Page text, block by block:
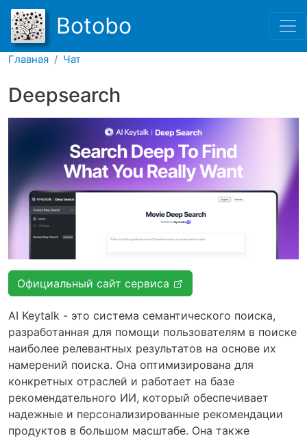
Перейти к основному
Botobo
Главная Чат
Deepsearch
Официальный сайт сервиса
AI Keytalk - это система семантического поиска,
разработанная для помощи пользователям в поиске
наиболее релевантных результатов на основе их
намерений поиска. Она оптимизирована для
конкретных отраслей и работает на базе
рекомендательного ИИ, который обеспечивает
надежные и персонализированные рекомендации
продуктов в большом масштабе. Она также